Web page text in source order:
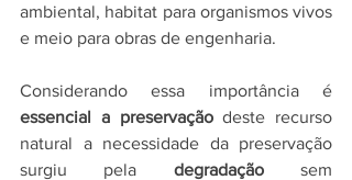
ambiental, habitat para organismos vivos
e meio para obras de engenharia.
essencial a preservação deste recurso
natural a necessidade da preservação
surgiu pela degradação sem